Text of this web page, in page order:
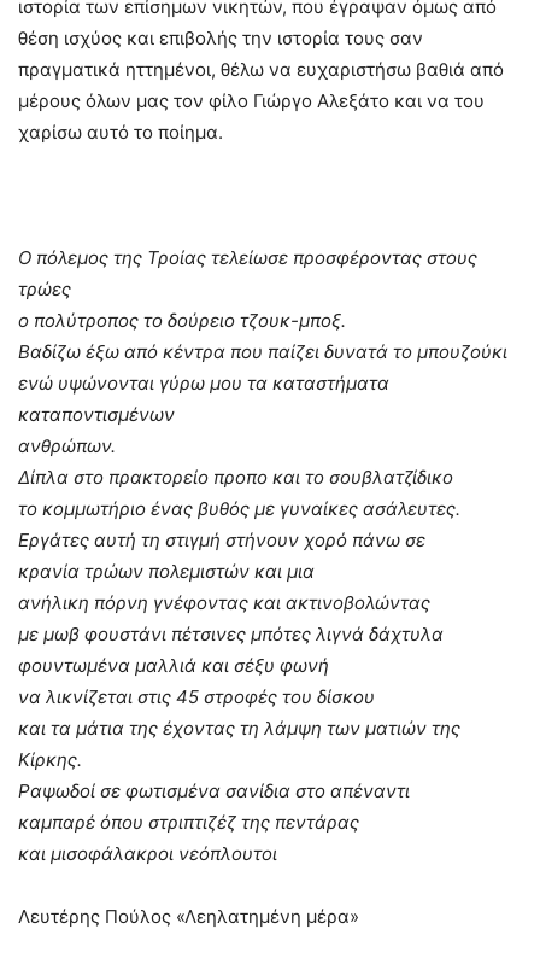
ιστορία των επίσημων νικητών, που έγραψαν όμως από
θέση ισχύος και επιβολής την ιστορία τους σαν
πραγματικά ηττημένοι, θέλω να ευχαριστήσω βαθιά από
μέρους όλων μας τον φίλο Γιώργο Αλεξάτο και να του
χαρίσω αυτό το ποίημα.
Ο πόλεμος της Τροίας τελείωσε προσφέροντας στους
τρώες
ο πολύτροπος το δούρειο τζουκ-μποξ.
Βαδίζω έξω από κέντρα που παίζει δυνατά το μπουζούκι
ενώ υψώνονται γύρω μου τα καταστήματα
καταποντισμένων
ανθρώπων.
Δίπλα στο πρακτορείο προπο και το σουβλατζίδικο
το κομμωτήριο ένας βυθός με γυναίκες ασάλευτες.
Εργάτες αυτή τη στιγμή στήνουν χορό πάνω σε
κρανία τρώων πολεμιστών και μια
ανήλικη πόρνη γνέφοντας και ακτινοβολώντας
με μωβ φουστάνι πέτσινες μπότες λιγνά δάχτυλα
φουντωμένα μαλλιά και σέξυ φωνή
να λικνίζεται στις 45 στροφές του δίσκου
και τα μάτια της έχοντας τη λάμψη των ματιών της
Κίρκης.
Ραψωδοί σε φωτισμένα σανίδια στο απέναντι
καμπαρέ όπου στριπτιζέζ της πεντάρας
και μισοφάλακροι νεόπλουτοι
Λευτέρης Πούλος «Λεηλατημένη μέρα»